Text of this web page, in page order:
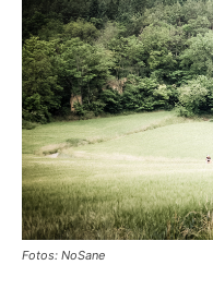
Fotos: NoSane